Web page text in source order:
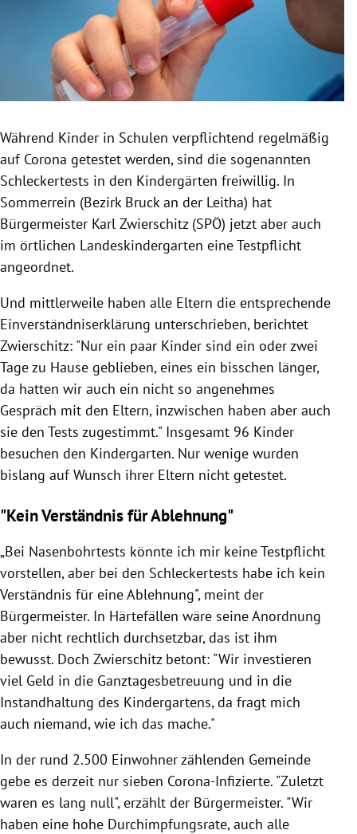
Untermenü
Untermenü
Untermenü
Untermenü
Während Kinder in Schulen verpflichtend regelmäßig
auf Corona getestet werden, sind die sogenannten
Schleckertests in den Kindergärten freiwillig. In
Sommerrein (Bezirk Bruck an der Leitha) hat
Bürgermeister Karl Zwierschitz (SPÖ) jetzt aber auch
im örtlichen Landeskindergarten eine Testpflicht
angeordnet.
Und mittlerweile haben alle Eltern die entsprechende
Einverständniserklärung unterschrieben, berichtet
Zwierschitz: "Nur ein paar Kinder sind ein oder zwei
Tage zu Hause geblieben, eines ein bisschen länger,
da hatten wir auch ein nicht so angenehmes
Gespräch mit den Eltern, inzwischen haben aber auch
sie den Tests zugestimmt." Insgesamt 96 Kinder
besuchen den Kindergarten. Nur wenige wurden
bislang auf Wunsch ihrer Eltern nicht getestet.
"Kein Verständnis für Ablehnung"
„Bei Nasenbohrtests könnte ich mir keine Testpflicht
vorstellen, aber bei den Schleckertests habe ich kein
Verständnis für eine Ablehnung", meint der
Bürgermeister. In Härtefällen wäre seine Anordnung
aber nicht rechtlich durchsetzbar, das ist ihm
bewusst. Doch Zwierschitz betont: "Wir investieren
viel Geld in die Ganztagesbetreuung und in die
Instandhaltung des Kindergartens, da fragt mich
auch niemand, wie ich das mache."
In der rund 2.500 Einwohner zählenden Gemeinde
gebe es derzeit nur sieben Corona-Infizierte. "Zuletzt
waren es lang null", erzählt der Bürgermeister. "Wir
haben eine hohe Durchimpfungsrate, auch alle